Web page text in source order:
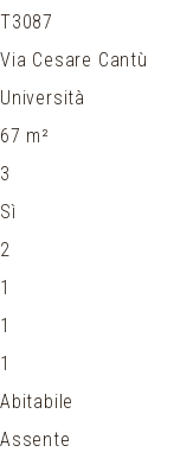
T3087
Via Cesare Cantù
Università
67 m²
3
Sì
2
1
1
1
Abitabile
Assente